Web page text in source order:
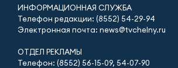
ИНФОРМАЦИОННАЯ СЛУЖБА
Телефон редакции: (8552) 54-29-94
Электронная почта: news@tvchelny.ru
ОТДЕЛ РЕКЛАМЫ
Телефон: (8552) 56-15-09, 54-07-90